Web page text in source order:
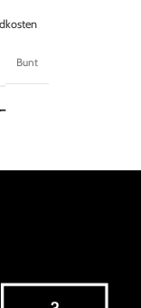
Bunt
San Carlos